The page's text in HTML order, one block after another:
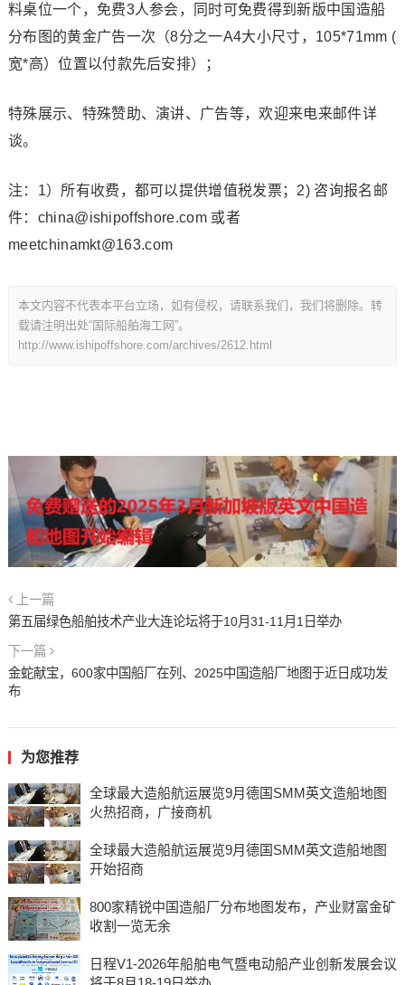
料桌位一个，免费3人参会，同时可免费得到新版中国造船
分布图的黄金广告一次（8分之一A4大小尺寸，105*71mm (
宽*高）位置以付款先后安排）；
特殊展示、特殊赞助、演讲、广告等，欢迎来电来邮件详
谈。
注：1）所有收费，都可以提供增值税发票；2) 咨询报名邮
件：china@ishipoffshore.com 或者
meetchinamkt@163.com
本文内容不代表本平台立场，如有侵权，请联系我们，我们将删除。转
载请注明出处“国际船舶海工网”。
http://www.ishipoffshore.com/archives/2612.html
上一篇
第五届绿色船舶技术产业大连论坛将于10月31-11月1日举办
下一篇
金蛇献宝，600家中国船厂在列、2025中国造船厂地图于近日成功发
布
为您推荐
全球最大造船航运展览9月德国SMM英文造船地图
火热招商，广接商机
全球最大造船航运展览9月德国SMM英文造船地图
开始招商
800家精锐中国造船厂分布地图发布，产业财富金矿
收割一览无余
日程V1-2026年船舶电气暨电动船产业创新发展会议